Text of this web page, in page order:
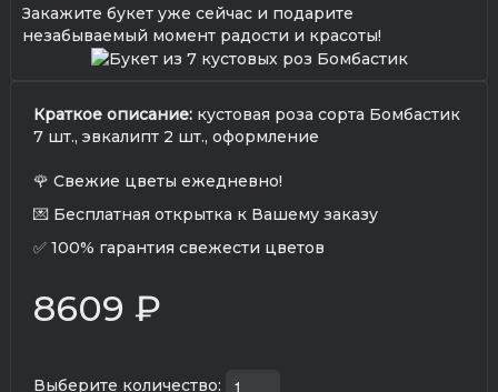
Закажите букет уже сейчас и подарите
незабываемый момент радости и красоты!
Краткое описание: кустовая роза сорта Бомбастик
7 шт., эвкалипт 2 шт., оформление
🌹 Свежие цветы ежедневно!
💌 Бесплатная открытка к Вашему заказу
✅ 100% гарантия свежести цветов
8609 ₽
Выберите количество: